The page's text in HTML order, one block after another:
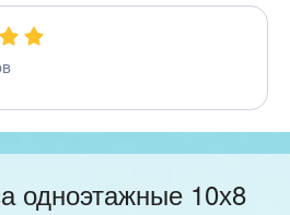
одноэтажные 10х8